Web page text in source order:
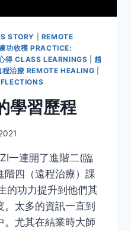
STORY
REMOTE
功收穫 PRACTICE:
得 CLASS LEARNINGS |趙
程治療 REMOTE HEALING
學習歷程
一連開了進階二(臨
階四（遠程治療）課
的功力提升到他們其
太多的資訊一直到
。尤其在結業時大師